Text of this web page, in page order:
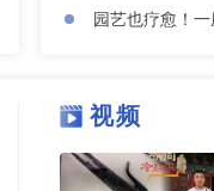
园艺也疗愈！
视频